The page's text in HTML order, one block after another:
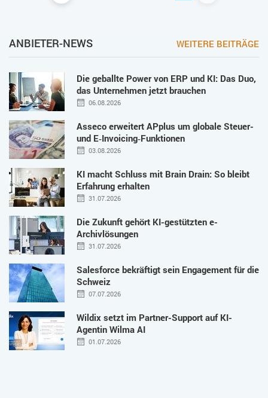
ANBIETER-NEWS WEITERE BEITRÄGE
Die geballte Power von ERP und KI: Das Duo,
das Unternehmen jetzt brauchen
06.08.2026
Asseco erweitert APplus um globale Steuer-
und E‑Invoicing‑Funktionen
03.08.2026
KI macht Schluss mit Brain Drain: So bleibt
Erfahrung erhalten
31.07.2026
Die Zukunft gehört KI-gestützten e-
Archivlösungen
31.07.2026
Salesforce bekräftigt sein Engagement für die
Schweiz
07.07.2026
Wildix setzt im Partner-Support auf KI-
Agentin Wilma AI
01.07.2026